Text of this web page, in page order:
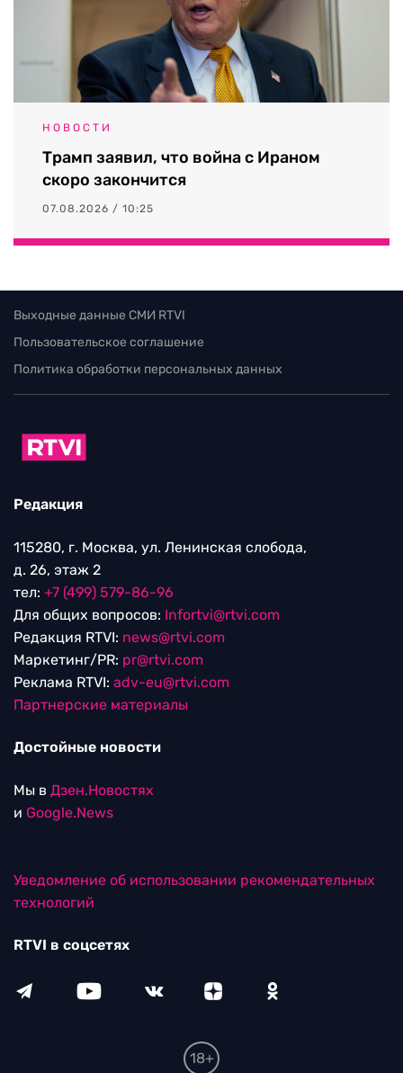
НОВОСТИ
Трамп заявил, что война с Ираном
скоро закончится
07.08.2026 / 10:25
Выходные данные СМИ RTVI
Пользовательское соглашение
Политика обработки персональных данных
Редакция
115280, г. Москва, ул. Ленинская слобода,
д. 26, этаж 2
тел: +7 (499) 579-86-96
Для общих вопросов: Infortvi@rtvi.com
Редакция RTVI: news@rtvi.com
Маркетинг/PR: pr@rtvi.com
Реклама RTVI: adv-eu@rtvi.com
Партнерские материалы
Достойные новости
Мы в Дзен.Новостях
и Google.News
Уведомление об использовании рекомендательных
технологий
RTVI в соцсетях
18+